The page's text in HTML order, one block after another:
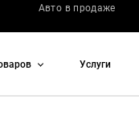
Авто в продаже
Услуги